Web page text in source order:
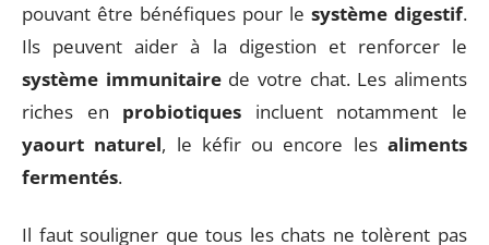
pouvant être bénéfiques pour le système digestif.
Ils peuvent aider à la digestion et renforcer le
système immunitairede votre chat. Les aliments
riches en probiotiques incluent notamment le
yaourt naturel, le kéfir ou encore lesaliments
fermentés.
Il faut souligner que tous les chats ne tolèrent pas